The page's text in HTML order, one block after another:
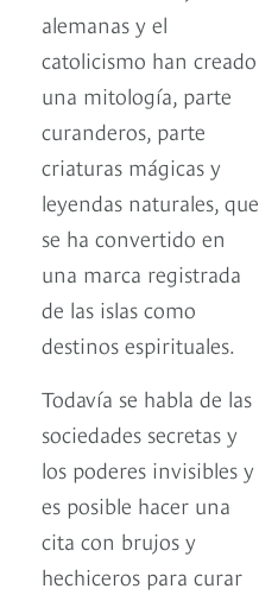
alemanas y el
catolicismo han creado
una mitología, parte
curanderos, parte
criaturas mágicas y
leyendas naturales, que
se ha convertido en
una marca registrada
de las islas como
destinos espirituales.
Todavía se habla de las
sociedades secretas y
los poderes invisibles y
es posible hacer una
cita con brujos y
hechiceros para curar